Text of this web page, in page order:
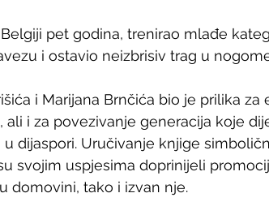
pet godina, trenirao mlađe
i ostavio neizbrisiv trag u
i Marijana Brnčića bio je prilika
ali i za povezivanje generacija koje
u dijaspori. Uručivanje knjige
svojim uspjesima doprinijeli
domovini, tako i izvan nje.